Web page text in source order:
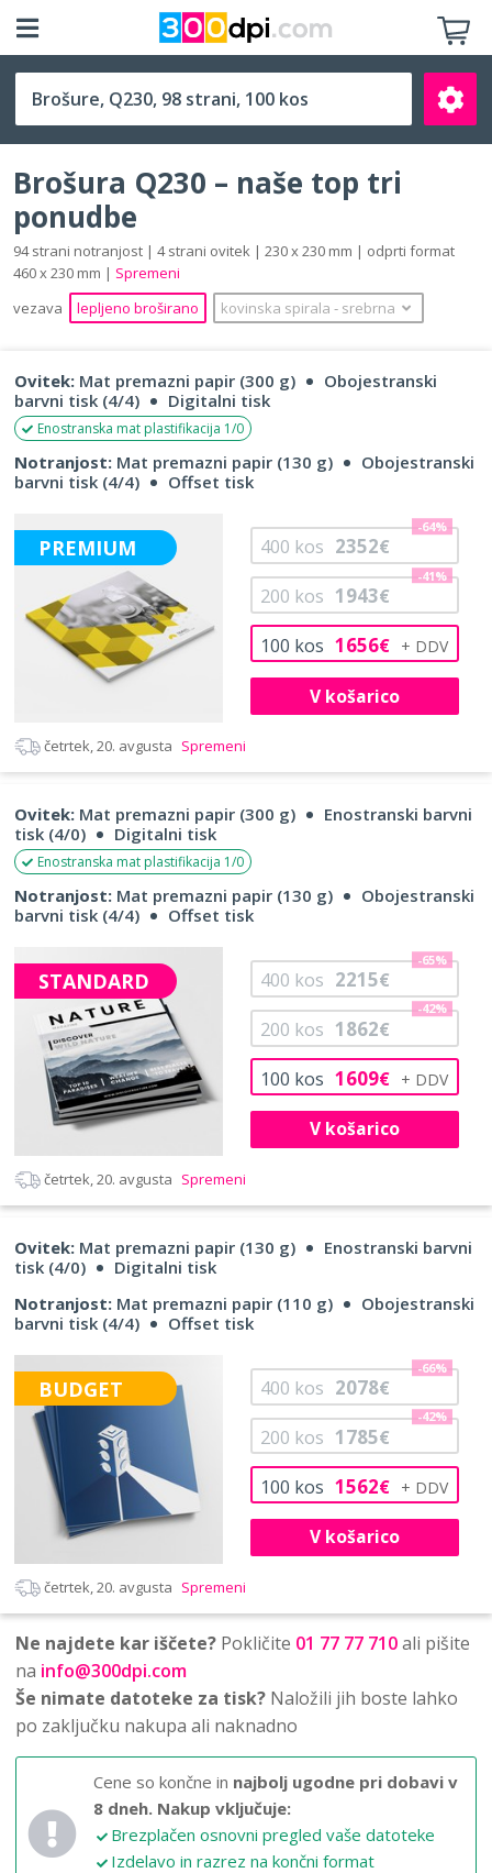
Q230 (230 x 230 mm)
Išči
Brošura Q230 – naše top tri
ponudbe
94 strani notranjost | 4 strani ovitek | 230 x 230 mm | odprti format
460 x 230 mm | Spremeni
vezava
lepljeno broširano kovinska spirala ‐ srebrna
Ovitek: Mat premazni papir (300 g)
Obojestranski
barvni tisk (4/4)
Digitalni tisk
Enostranska mat plastifikacija 1/0
Notranjost: Mat premazni papir (130 g)
Obojestranski
barvni tisk (4/4)
Offset tisk
PREMIUM
100 kos 1656€
200 kos 1943€
-41%
400 kos 2352€
-64%
V košarico
četrtek, 20. avgusta Spremeni
Ovitek: Mat premazni papir (300 g)
Enostranski barvni
tisk (4/0)
Digitalni tisk
Enostranska mat plastifikacija 1/0
Notranjost: Mat premazni papir (130 g)
Obojestranski
barvni tisk (4/4)
Offset tisk
STANDARD
100 kos 1609€
200 kos 1862€
-42%
400 kos 2215€
-65%
V košarico
četrtek, 20. avgusta Spremeni
Ovitek: Mat premazni papir (130 g)
Enostranski barvni
tisk (4/0)
Digitalni tisk
Notranjost: Mat premazni papir (110 g)
Obojestranski
barvni tisk (4/4)
Offset tisk
BUDGET
100 kos 1562€
200 kos 1785€
-42%
400 kos 2078€
-66%
V košarico
četrtek, 20. avgusta Spremeni
Ne najdete kar iščete? Pokličite 01 77 77 710ali pišite
na info@300dpi.com
Še nimate datoteke za tisk? Naložili jih boste lahko
po zaključku nakupa ali naknadno
Cene so končne in najbolj ugodne pri dobavi v
8 dneh. Nakup vključuje:
Brezplačen osnovni pregled vaše datoteke
Izdelavo in razrez na končni format